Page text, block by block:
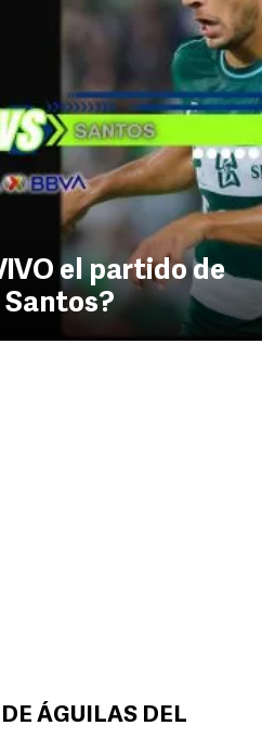
el partido de
Santos?
ÁGUILAS DEL